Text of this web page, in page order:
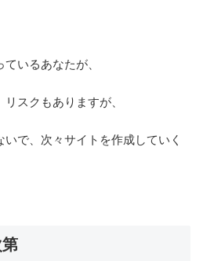
いるあなたが、
スクもありますが、
で、次々サイトを作成していく